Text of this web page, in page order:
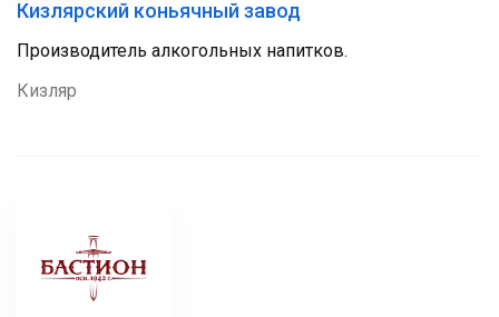
Кизлярский коньячный завод
Производитель алкогольных напитков.
Кизляр